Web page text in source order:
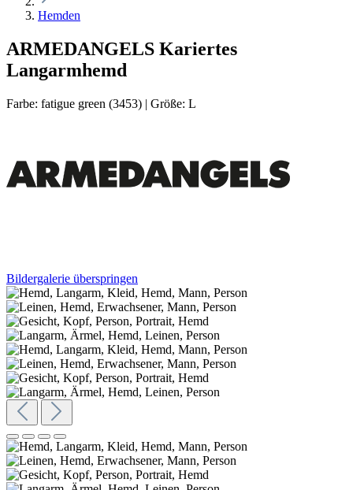
Hemden
ARMEDANGELS Kariertes
Langarmhemd
Farbe: fatigue green (3453) | Größe: L
Bildergalerie überspringen